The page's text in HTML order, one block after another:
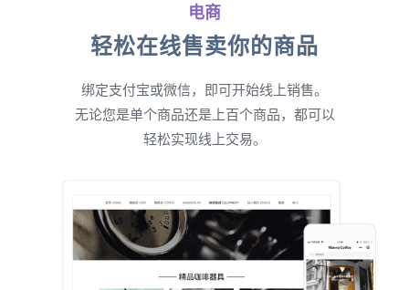
电商
轻松在线售卖你的商品
绑定支付宝或微信，即可开始线上销售。
无论您是单个商品还是上百个商品，都可以
轻松实现线上交易。